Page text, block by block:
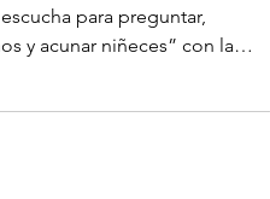
de y por las Infancias, un
para preguntar,
de niños...